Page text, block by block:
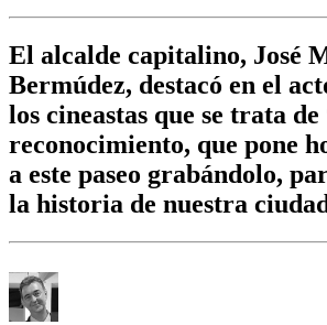
El alcalde capitalino, José
Bermúdez, destacó en el
los cineastas que se trata
reconocimiento, que pone
a este paseo grabándolo,
la historia de nuestra